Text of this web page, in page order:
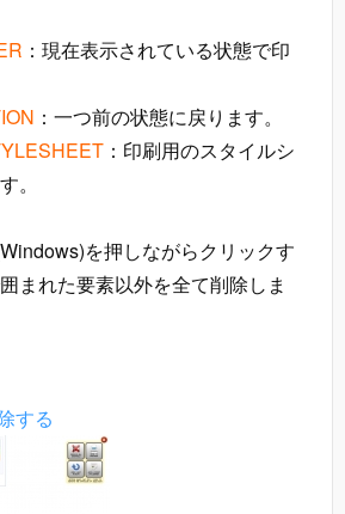
：現在表示されている状態で印
：一つ前の状態に戻ります。
：印刷用のスタイルシ
。
を押しながらクリックす
まれた要素以外を全て削除しま
する